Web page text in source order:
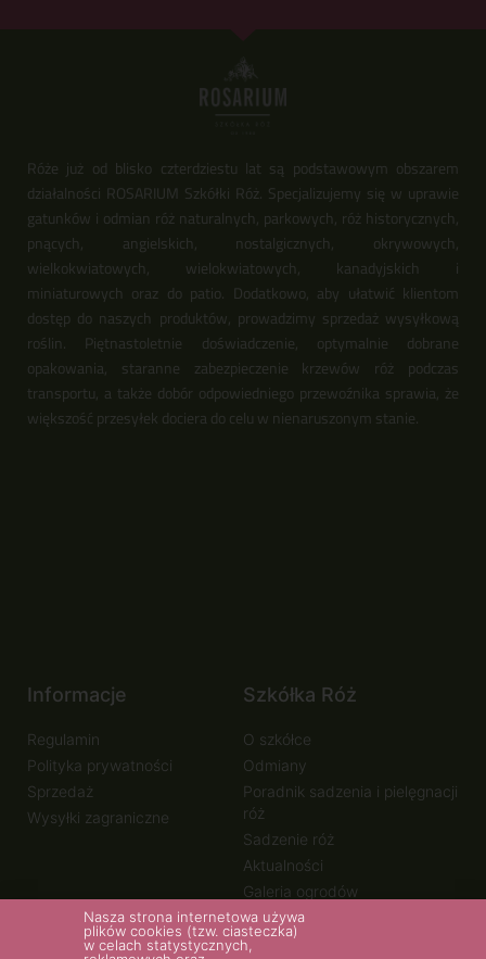
Róże już od blisko czterdziestu lat są podstawowym obszarem
działalności ROSARIUM Szkółki Róż. Specjalizujemy się w uprawie
gatunków i odmian róż naturalnych, parkowych, róż historycznych,
pnących, angielskich, nostalgicznych, okrywowych,
wielkokwiatowych, wielokwiatowych, kanadyjskich i
miniaturowych oraz do patio. Dodatkowo, aby ułatwić klientom
dostęp do naszych produktów, prowadzimy sprzedaż wysyłkową
roślin. Piętnastoletnie doświadczenie, optymalnie dobrane
opakowania, staranne zabezpieczenie krzewów róż podczas
transportu, a także dobór odpowiedniego przewoźnika sprawia, że
większość przesyłek dociera do celu w nienaruszonym stanie.
Informacje
Regulamin
Polityka prywatności
Sprzedaż
Wysyłki zagraniczne
Szkółka Róż
O szkółce
Odmiany
Poradnik sadzenia i pielęgnacji
róż
Sadzenie róż
Aktualności
Galeria ogrodów
Nasza strona internetowa używa
plików cookies (tzw. ciasteczka)
w celach statystycznych,